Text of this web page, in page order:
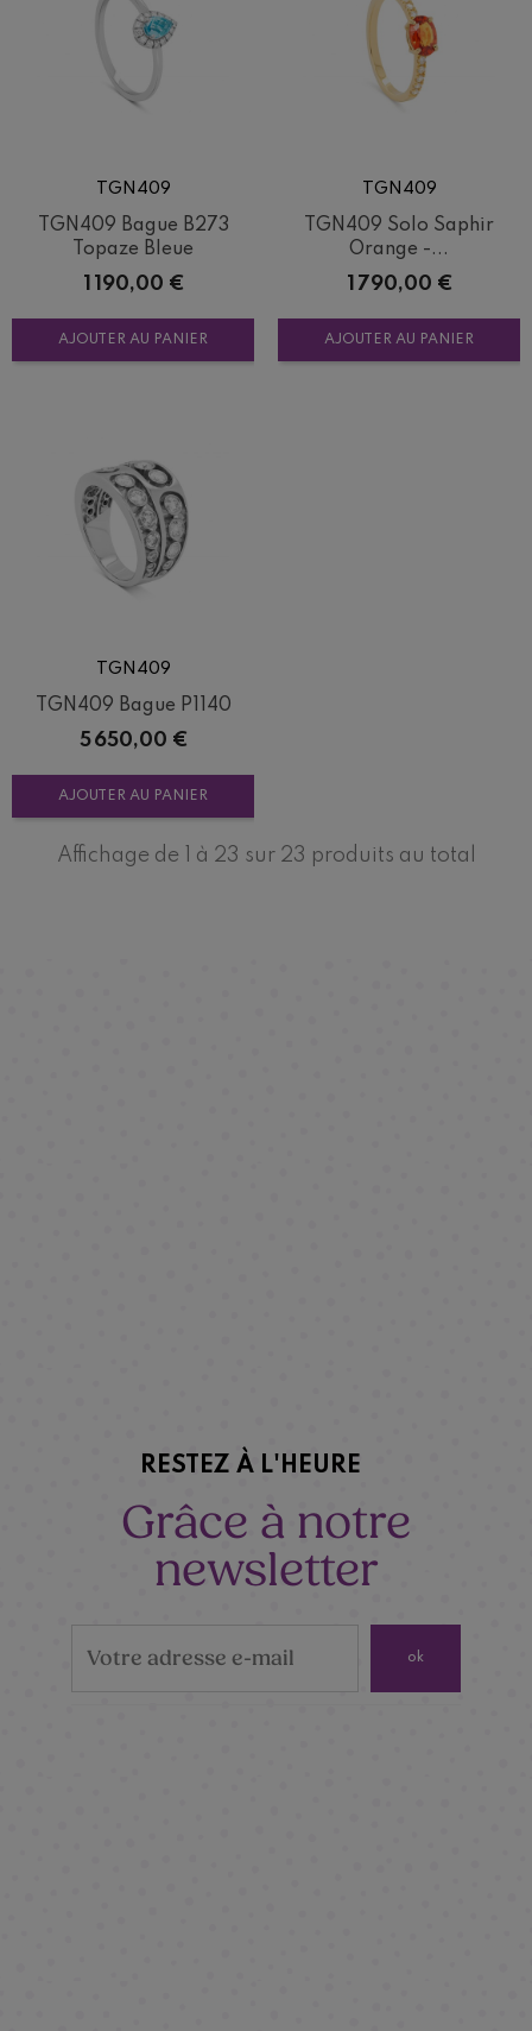
TGN409
TGN409 Bague B273
Topaze Bleue
Prix
1 190,00 €
AJOUTER AU PANIER
TGN409
TGN409 Solo Saphir
Orange -...
Prix
1 790,00 €
AJOUTER AU PANIER
TGN409
TGN409 Bague P1140
Prix
5 650,00 €
AJOUTER AU PANIER
Affichage de 1 à 23 sur 23 produits au total
RESTEZ À L'HEURE
Grâce à notre
newsletter